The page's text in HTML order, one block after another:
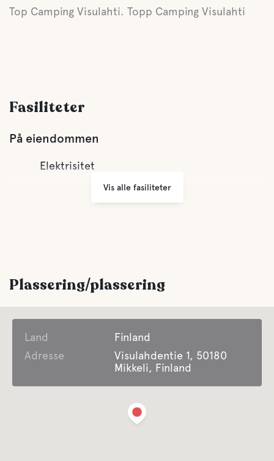
Top Camping Visulahti. Topp Camping Visulahti
Fasiliteter
På eiendommen
Elektrisitet
Vis alle fasiliteter
Plassering/plassering
Land
Finland
Adresse
Visulahdentie 1, 50180
Mikkeli, Finland